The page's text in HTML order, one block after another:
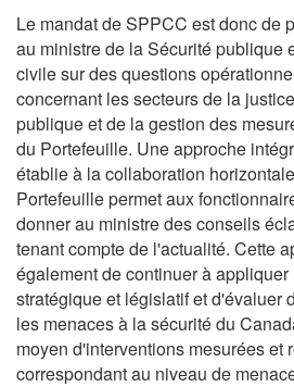
Le mandat de SPPCC est donc de
au ministre de la Sécurité publique
civile sur des questions
concernant les secteurs de la
publique et de la gestion des
du Portefeuille. Une approche
établie à la collaboration
Portefeuille permet aux
donner au ministre des conseils
tenant compte de l'actualité. Cette
également de continuer à
stratégique et législatif et d'évaluer
les menaces à la sécurité du
moyen d'interventions mesurées et
correspondant au niveau de